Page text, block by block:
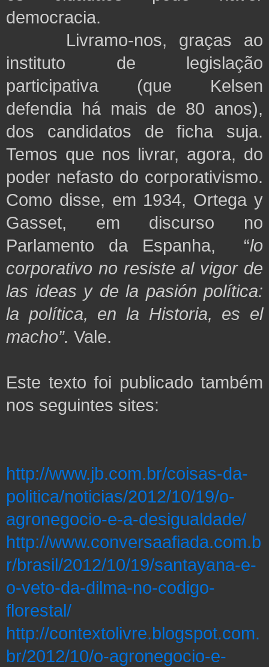
democracia.
Livramo-nos, graças ao
instituto de legislação
participativa (que Kelsen
defendia há mais de 80 anos),
dos candidatos de ficha suja.
Temos que nos livrar, agora, do
poder nefasto do corporativismo.
Como disse, em 1934, Ortega y
Gasset, em discurso no
Parlamento da Espanha, “lo
corporativo no resiste al vigor de
las ideas y de la pasión política:
la política, en la Historia, es el
macho”. Vale.
Este texto foi publicado também
nos seguintes sites:
http://www.jb.com.br/coisas-da-
politica/noticias/2012/10/19/o-
agronegocio-e-a-desigualdade/
http://www.conversaafiada.com.b
r/brasil/2012/10/19/santayana-e-
o-veto-da-dilma-no-codigo-
florestal/
http://contextolivre.blogspot.com.
br/2012/10/o-agronegocio-e-